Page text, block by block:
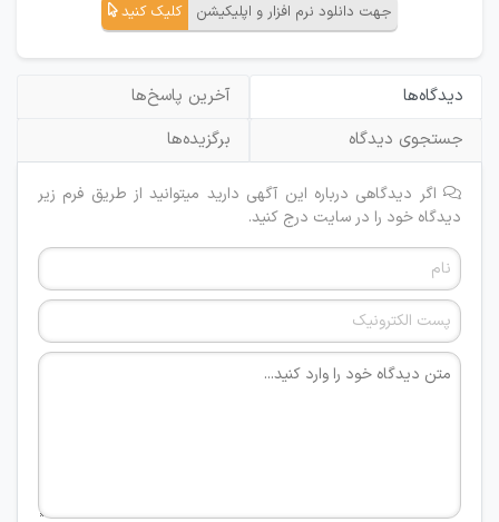
جهت دانلود نرم افزار و اپلیکیشن کلیک کنید
دیدگاه‌ها
آخرین پاسخ‌ها
جستجوی دیدگاه
برگزیده‌ها
اگر دیدگاهی درباره این آگهی دارید میتوانید از طریق فرم زیر
دیدگاه خود را در سایت درج کنید.